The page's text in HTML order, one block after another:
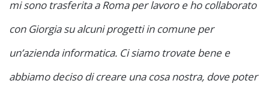
mi sono trasferita a Roma per lavoro e ho collaborato
con Giorgia su alcuni progetti in comune per
un’azienda informatica. Ci siamo trovate bene e
abbiamo deciso di creare una cosa nostra, dove poter